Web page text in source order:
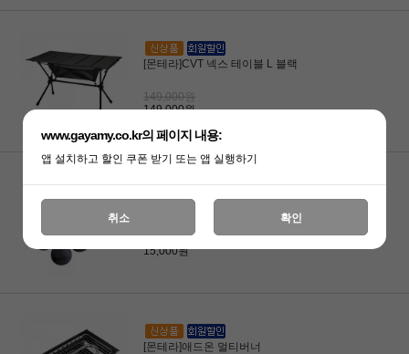
[몬테라]CVT 넥스 테이블 L 블랙
149,000원
149,000원
[몬테라]CVT컵홀더&체어볼 콤보
15,000원
15,000원
[몬테라]애드온 멀티버너
www.gayamy.co.kr의 페이지 내용:
앱 설치하고 할인 쿠폰 받기 또는 앱 실행하기
취소 확인